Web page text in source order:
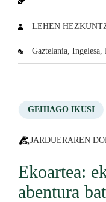
LEHEN
Gaztelania, Ingelesa,
GEHIAGO IKUSI
JARDUERAREN
Ekoartea:
abentura